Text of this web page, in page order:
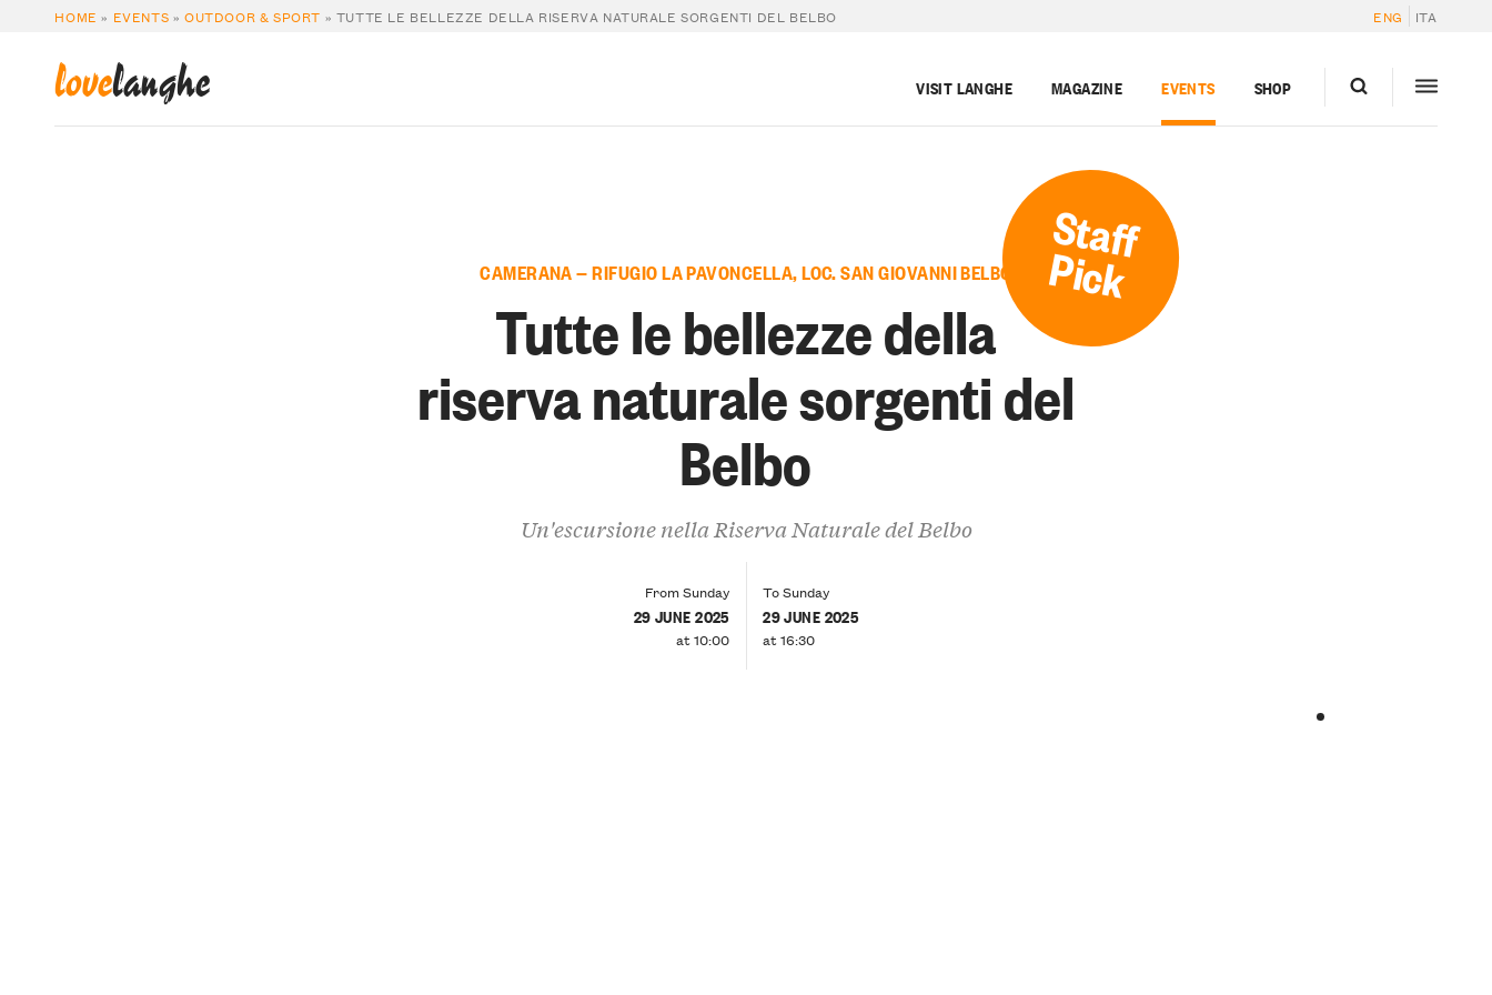
HOME » EVENTS »OUTDOOR & SPORT » TUTTE LE BELLEZZE DELLA RISERVA NATURALE SORGENTI DEL BELBO ENG ITA
lovelanghe VISIT LANGHE MAGAZINE EVENTS SHOP
Staff
Pick
CAMERANA — RIFUGIO LA PAVONCELLA, LOC. SAN GIOVANNI BELBO
Tutte le bellezze della
riserva naturale sorgenti del
Belbo
Un'escursione nella Riserva Naturale del Belbo
From Sunday
29 JUNE 2025
at 10:00
To Sunday
29 JUNE 2025
at 16:30